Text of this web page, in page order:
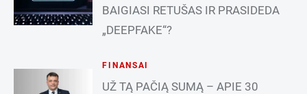
BAIGIASI RETUŠAS IR PRASIDEDA
„DEEPFAKE“?
FINANSAI
UŽ TĄ PAČIĄ SUMĄ – APIE 30